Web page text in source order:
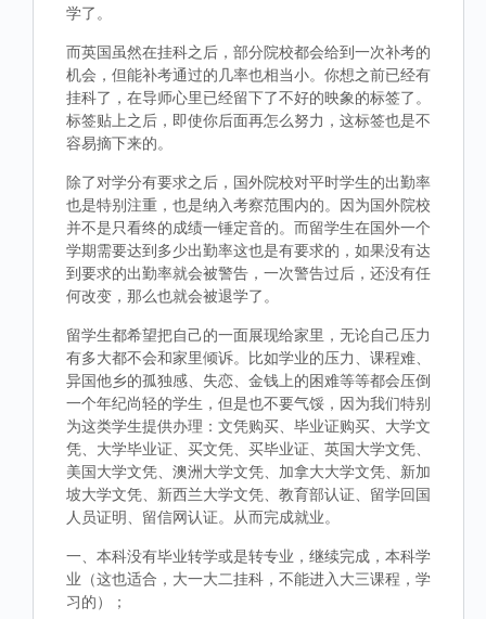
学了。
而英国虽然在挂科之后，部分院校都会给到一次补考的
机会，但能补考通过的几率也相当小。你想之前已经有
挂科了，在导师心里已经留下了不好的映象的标签了。
标签贴上之后，即使你后面再怎么努力，这标签也是不
容易摘下来的。
除了对学分有要求之后，国外院校对平时学生的出勤率
也是特别注重，也是纳入考察范围内的。因为国外院校
并不是只看终的成绩一锤定音的。而留学生在国外一个
学期需要达到多少出勤率这也是有要求的，如果没有达
到要求的出勤率就会被警告，一次警告过后，还没有任
何改变，那么也就会被退学了。
留学生都希望把自己的一面展现给家里，无论自己压力
有多大都不会和家里倾诉。比如学业的压力、课程难、
异国他乡的孤独感、失恋、金钱上的困难等等都会压倒
一个年纪尚轻的学生，但是也不要气馁，因为我们特别
为这类学生提供办理：文凭购买、毕业证购买、大学文
凭、大学毕业证、买文凭、买毕业证、英国大学文凭、
美国大学文凭、澳洲大学文凭、加拿大大学文凭、新加
坡大学文凭、新西兰大学文凭、教育部认证、留学回国
人员证明、留信网认证。从而完成就业。
一、本科没有毕业转学或是转专业，继续完成，本科学
业（这也适合，大一大二挂科，不能进入大三课程，学
习的）；